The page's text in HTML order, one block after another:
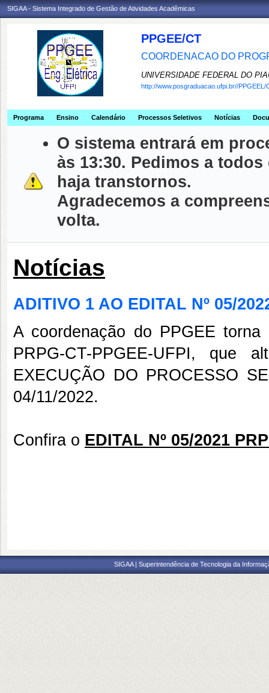
SIGAA - Sistema Integrado de Gestão de Atividades Acadêmicas
PPGEE/CT
COORDENACAO DO
UNIVERSIDADE FEDERAL DO
http://www.posgraduacao.ufpi.br//PPGEEL/
Programa Ensino Calendário Processos Seletivos Notícias
O sistema entrará em
às 13:30. Pedimos a
haja transtornos.
Agradecemos a
volta.
Notícias
ADITIVO 1 AO EDITAL Nº 05/
A coordenação do PPGEE
PRPG-CT-PPGEE-UFPI, que
EXECUÇÃO DO PROCESSO
04/11/2022.
Confira o EDITAL Nº 05/2021
SIGAA | Superintendência de Tecnologia da